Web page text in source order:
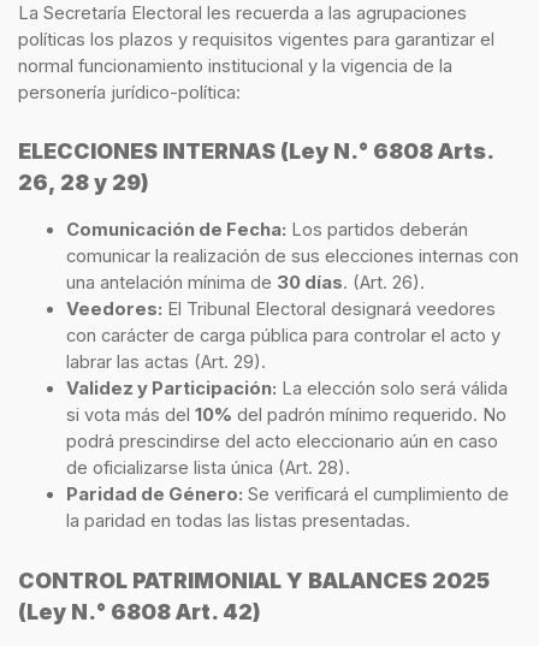
La Secretaría Electoral les recuerda a las agrupaciones
políticas los plazos y requisitos vigentes para garantizar el
normal funcionamiento institucional y la vigencia de la
personería jurídico-política:
ELECCIONES INTERNAS (Ley N.° 6808 Arts.
26, 28 y 29)
Comunicación de Fecha: Los partidos deberán
comunicar la realización de sus elecciones internas con
una antelación mínima de 30 días. (Art. 26).
Veedores: El Tribunal Electoral designará veedores
con carácter de carga pública para controlar el acto y
labrar las actas (Art. 29).
Validez y Participación: La elección solo será válida
si vota más del 10% del padrón mínimo requerido. No
podrá prescindirse del acto eleccionario aún en caso
de oficializarse lista única (Art. 28).
Paridad de Género: Se verificará el cumplimiento de
la paridad en todas las listas presentadas.
CONTROL PATRIMONIAL Y BALANCES 2025
(Ley N.° 6808 Art. 42)